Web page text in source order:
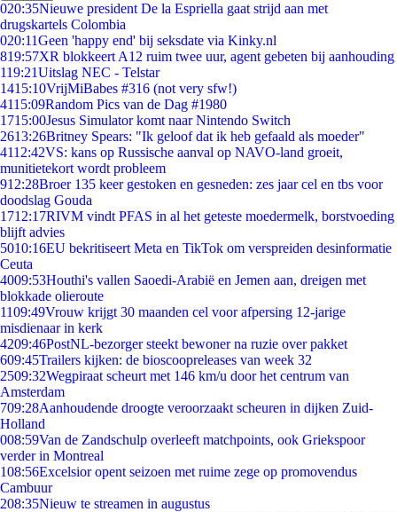
020:35Nieuwe president De la Espriella gaat strijd aan met
drugskartels Colombia
020:11Geen 'happy end' bij seksdate via Kinky.nl
819:57XR blokkeert A12 ruim twee uur, agent gebeten bij aanhouding
119:21Uitslag NEC - Telstar
1415:10VrijMiBabes #316 (not very sfw!)
4115:09Random Pics van de Dag #1980
1715:00Jesus Simulator komt naar Nintendo Switch
2613:26Britney Spears: "Ik geloof dat ik heb gefaald als moeder"
4112:42VS: kans op Russische aanval op NAVO-land groeit,
munitietekort wordt probleem
912:28Broer 135 keer gestoken en gesneden: zes jaar cel en tbs voor
doodslag Gouda
1712:17RIVM vindt PFAS in al het geteste moedermelk, borstvoeding
blijft advies
5010:16EU bekritiseert Meta en TikTok om verspreiden desinformatie
Ceuta
4009:53Houthi's vallen Saoedi-Arabië en Jemen aan, dreigen met
blokkade olieroute
1109:49Vrouw krijgt 30 maanden cel voor afpersing 12-jarige
misdienaar in kerk
4209:46PostNL-bezorger steekt bewoner na ruzie over pakket
609:45Trailers kijken: de bioscoopreleases van week 32
2509:32Wegpiraat scheurt met 146 km/u door het centrum van
Amsterdam
709:28Aanhoudende droogte veroorzaakt scheuren in dijken Zuid-
Holland
008:59Van de Zandschulp overleeft matchpoints, ook Griekspoor
verder in Montreal
108:56Excelsior opent seizoen met ruime zege op promovendus
Cambuur
208:35Nieuw te streamen in augustus